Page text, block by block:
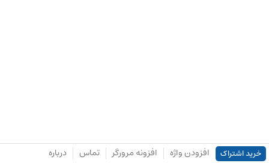
خرید اشتراک افزودن واژه افزونه مرورگر تماس درباره